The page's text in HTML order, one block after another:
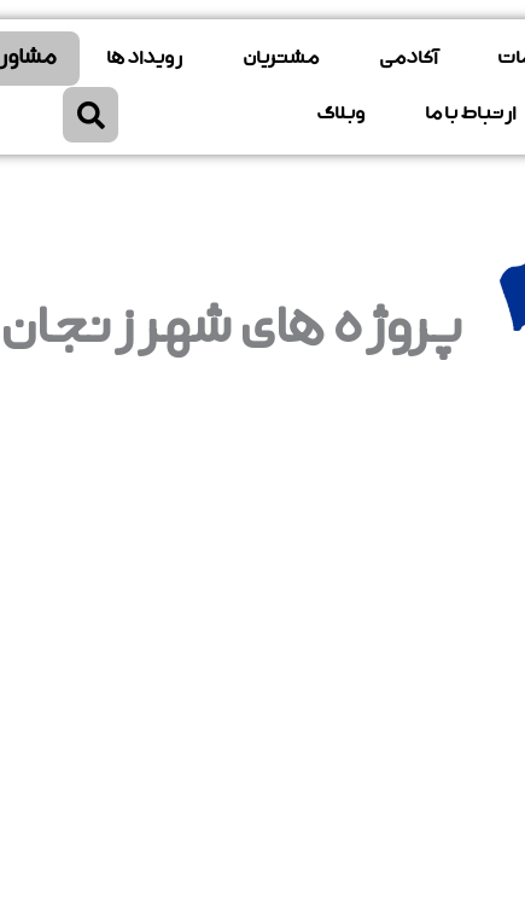
آکادمی مشتریان
رویداد ها
ارتباط با ما وبلاگ
پروژه های شهر زنجان